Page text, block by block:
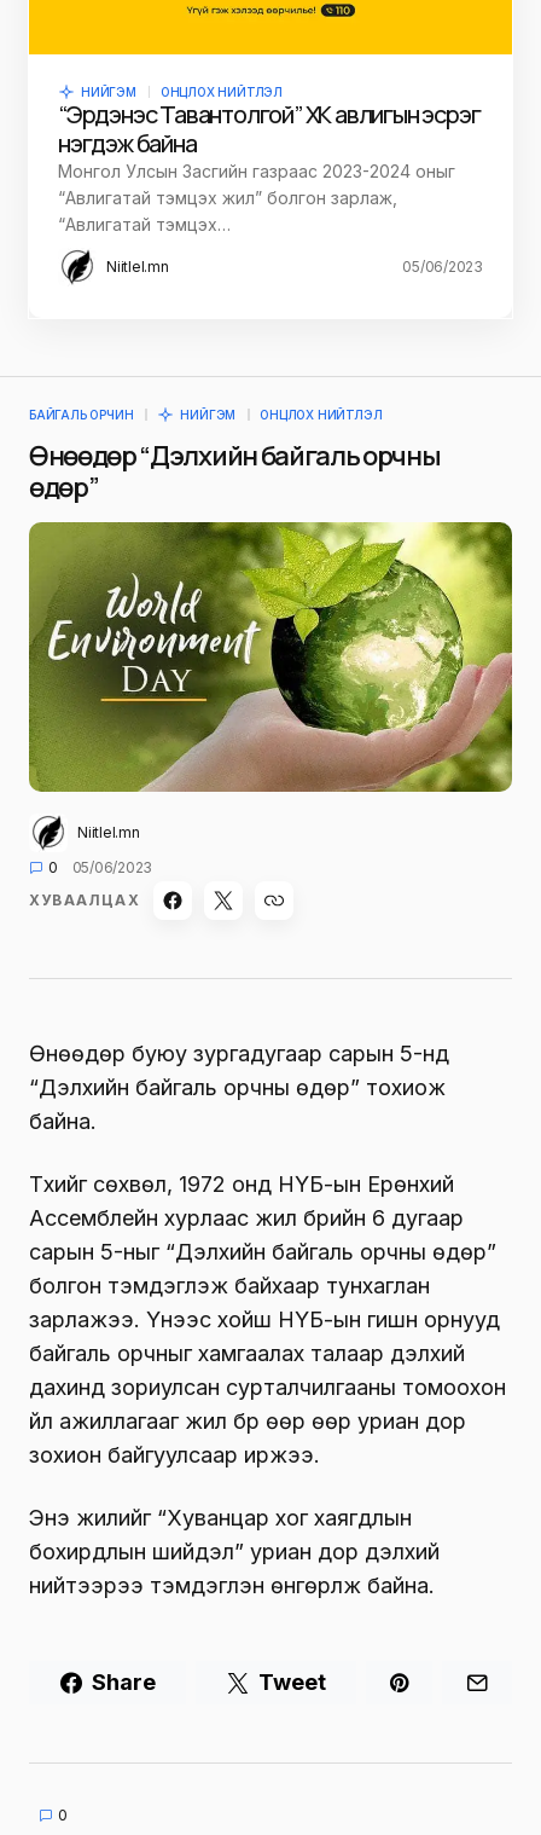
НИЙГЭМ ОНЦЛОХ НИЙТЛЭЛ
“Эрдэнэс Тавантолгой” ХК авлигын эсрэг
нэгдэж байна
Монгол Улсын Засгийн газраас 2023-2024 оныг
“Авлигатай тэмцэх жил” болгон зарлаж,
“Авлигатай тэмцэх…
Niitlel.mn 05/06/2023
БАЙГАЛЬ ОРЧИН НИЙГЭМ ОНЦЛОХ НИЙТЛЭЛ
Өнөөдөр “Дэлхийн байгаль орчны
өдөр”
Niitlel.mn
0
05/06/2023
ХУВААЛЦАХ
Өнөөдөр буюу зургадугаар сарын 5-нд
“Дэлхийн байгаль орчны өдөр” тохиож
байна.
Түүхийг сөхвөл, 1972 онд НҮБ-ын Ерөнхий
Ассeмблейн хурлаас жил бүрийн 6 дугаар
сарын 5-ныг “Дэлхийн байгаль орчны өдөр”
болгон тэмдэглэж байхаар тунхаглан
зарлажээ. Үүнээс хойш НҮБ-ын гишүүн орнууд
байгаль орчныг хамгаалах талаар дэлхий
дахинд зориулсан сурталчилгааны томоохон
үйл ажиллагааг жил бүр өөр өөр уриан дор
зохион байгуулсаар иржээ.
Энэ жилийг “Хуванцар хог хаягдлын
бохирдлын шийдэл” уриан дор дэлхий
нийтээрээ тэмдэглэн өнгөрүүлж байна.
Share Tweet
0